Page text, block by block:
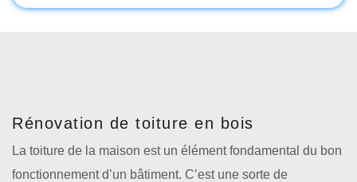
Rénovation de toiture en bois
La toiture de la maison est un élément fondamental du bon
fonctionnement d’un bâtiment. C’est une sorte de